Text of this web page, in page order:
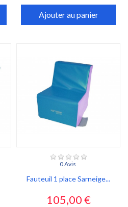
Ajouter au panier
0 Avis
Fauteuil 1 place Sarneige...
Prix
105,00 €